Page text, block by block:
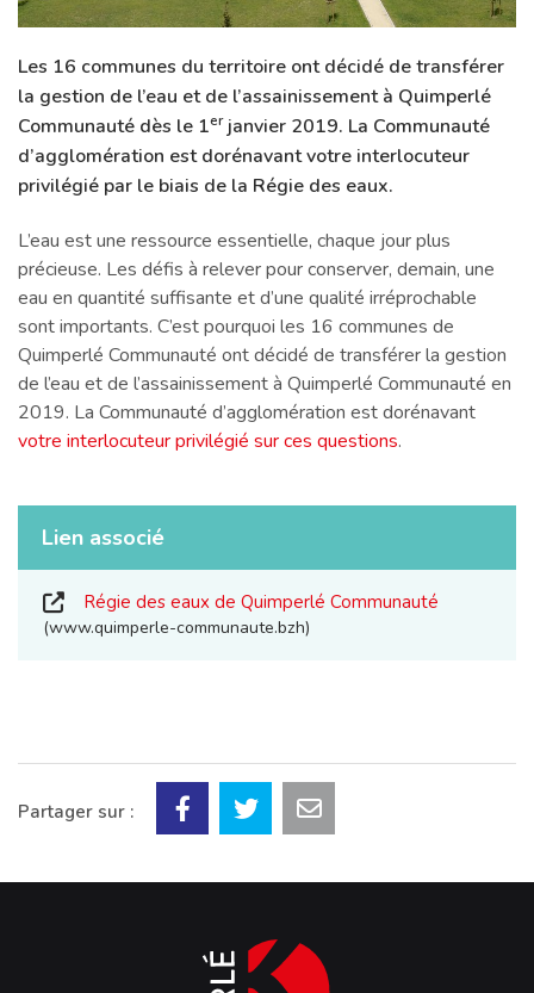
Les 16 communes du territoire ont décidé de transférer
la gestion de l’eau et de l’assainissement à Quimperlé
Communauté dès le 1erjanvier 2019. La Communauté
d’agglomération est dorénavant votre interlocuteur
privilégié par le biais de la Régie des eaux.
L’eau est une ressource essentielle, chaque jour plus
précieuse. Les défis à relever pour conserver, demain, une
eau en quantité suffisante et d’une qualité irréprochable
sont importants. C’est pourquoi les 16 communes de
Quimperlé Communauté ont décidé de transférer la gestion
de l’eau et de l’assainissement à Quimperlé Communauté en
2019. La Communauté d’agglomération est dorénavant
votre interlocuteur privilégié sur ces questions.
Lien associé
Régie des eaux de Quimperlé Communauté
www.quimperle-communaute.bzh
Partager sur :